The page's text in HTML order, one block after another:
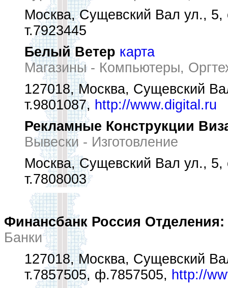
Москва, Сущевский Вал ул., 5,
т.7923445
Белый Ветер карта
Магазины - Компьютеры,
127018, Москва, Сущевский
т.9801087, http://www.digital.ru
Рекламные Конструкции
Вывески - Изготовление
Москва, Сущевский Вал ул., 5,
т.7808003
Финансбанк Россия
Банки
127018, Москва, Сущевский
т.7857505, ф.7857505, http://